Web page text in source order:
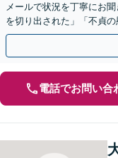
メールで状況を丁寧にお
を切り出された」「不貞
【リーズナブルな料金設定
電話でお問い合